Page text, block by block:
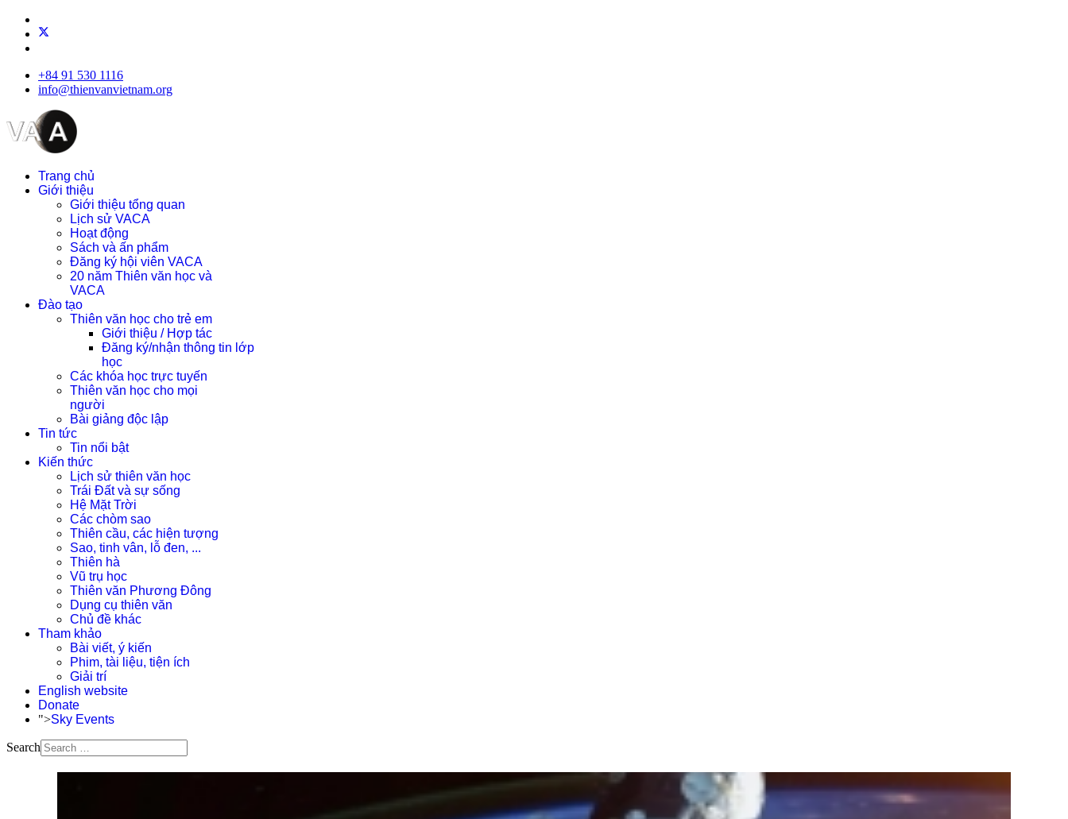
+84 91 530 1116
info@thienvanvietnam.org
Trang chủ
Giới thiệu
Giới thiệu tổng quan
Lịch sử VACA
Hoạt động
Sách và ấn phẩm
Đăng ký hội viên VACA
20 năm Thiên văn học và
VACA
Đào tạo
Thiên văn học cho trẻ em
Giới thiệu / Hợp tác
Đăng ký/nhận thông tin lớp
học
Các khóa học trực tuyến
Thiên văn học cho mọi
người
Bài giảng độc lập
Tin tức
Tin nổi bật
Kiến thức
Lịch sử thiên văn học
Trái Đất và sự sống
Hệ Mặt Trời
Các chòm sao
Thiên cầu, các hiện tượng
Sao, tinh vân, lỗ đen, ...
Thiên hà
Vũ trụ học
Thiên văn Phương Đông
Dụng cụ thiên văn
Chủ đề khác
Tham khảo
Bài viết, ý kiến
Phim, tài liệu, tiện ích
Giải trí
English website
Donate
">Sky Events
Search